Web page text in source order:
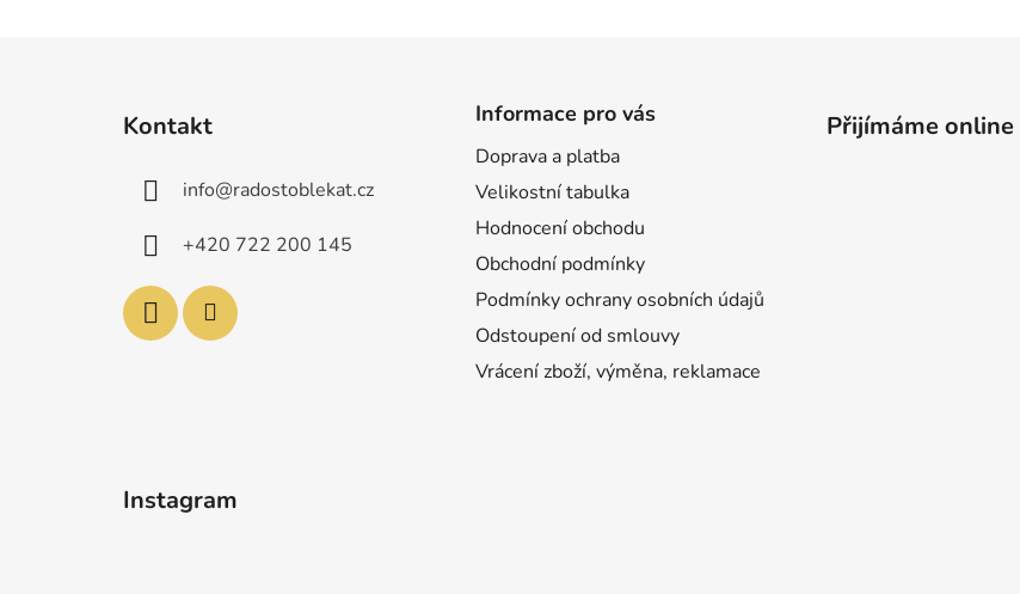
Kontakt
info@radostoblekat.cz
+420 722 200 145
Informace pro vás
Doprava a platba
Velikostní tabulka
Hodnocení obchodu
Obchodní podmínky
Podmínky ochrany osobních údajů
Odstoupení od smlouvy
Vrácení zboží, výměna, reklamace
Přijímáme
Instagram